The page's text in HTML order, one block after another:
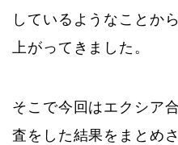
しているようなことか
上がってきました。
そこで今回はエクシア
査をした結果をまとめ